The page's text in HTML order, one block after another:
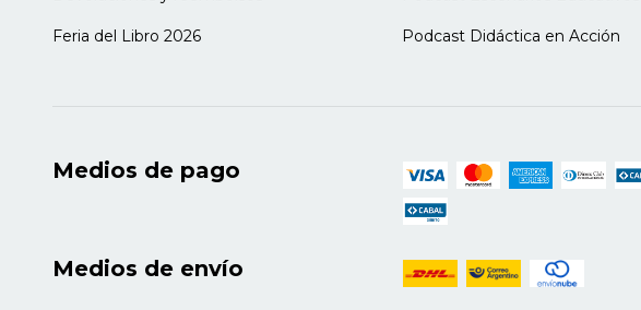
Feria del Libro 2026 Podcast Didáctica en Acción
Medios de pago
Medios de envío